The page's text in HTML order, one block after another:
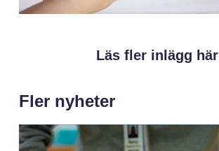
Läs fler inlägg här
Fler nyheter